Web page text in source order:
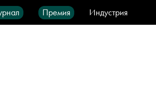
Премия
Индустрия
IT-продукты